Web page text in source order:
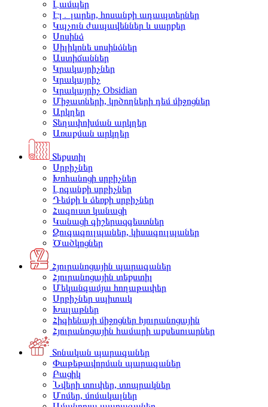
Լամպեր
Էլ․ լարեր, հոսանքի ադապտերներ
Կպչուն ժապավեններ և սարքեր
Սոսինձ
Սիլիկոնե սոսինձներ
Աստիճաններ
Կրակայրիչներ
Կրակայրիչ
Կրակայրիչ Obsidian
Միջատների, կրծողների դեմ միջոցներ
Արկղեր
Տեղափոխման արկղեր
Առաքման արկղեր
Տեքստիլ
Սրբիչներ
Խոհանոցի սրբիչներ
Լոգանքի սրբիչներ
Դեմքի և ձեռքի սրբիչներ
Հագուստ կանացի
Կանացի գիշերազգեստներ
Զուգագուլպաներ, կիսագուլպաներ
Ծածկոցներ
Հյուրանոցային պարագաներ
Հյուրանոցային տեքստիլ
Մեկանգամյա հողաթափեր
Սրբիչներ սպիտակ
Խալաթներ
Հիգիենայի միջոցներ հյուրանոցային
Հյուրանոցային համարի աքսեսուարներ
Տոնական պարագաներ
Փաթեթավորման պարագաներ
Բացիկ
Նվերի տուփեր, տոպրակներ
Մոմեր, մոմակալներ